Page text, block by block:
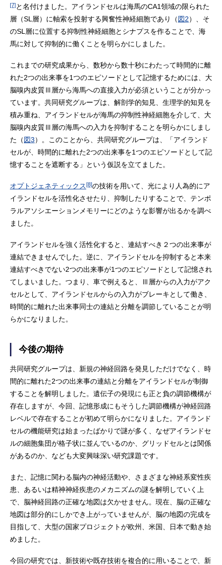
[7]と名付けました。アイランドセルは海馬のCA1領域の限られた
層（SL層）に軸索を投射する興奮性神経細胞であり（図2）、そ
のSL層に位置する抑制性神経細胞とシナプスを作ることで、海
馬に対して抑制的に働くことを明らかにしました。
これまでの研究成果から、数秒から数十秒にわたって時間的に離
れた2つの出来事を1つのエピソードとして記憶するためには、大
脳嗅内皮質Ⅲ層から海馬への直接入力が必須ということが分かっ
ています。共同研究グループは、解剖学的知見、生理学的知見を
積み重ね、アイランドセルが海馬の抑制性神経細胞を介して、大
脳嗅内皮質Ⅲ層の海馬への入力を抑制することを明らかにしまし
た（図3）。このことから、共同研究グループは、「アイランド
セルが、時間的に離れた2つの出来事を1つのエピソードとして記
憶することを遮断する」という仮説を立てました。
オプトジェネティックス[8]の技術を用いて、光により人為的にア
イランドセルを活性化させたり、抑制したりすることで、テンポ
ラルアソシエーションメモリーにどのような影響が出るかを調べ
ました。
アイランドセルを強く活性化すると、連結すべき２つの出来事が
連結できませんでした。逆に、アイランドセルを抑制すると本来
連結すべきでない2つの出来事が1つのエピソードとして記憶され
てしまいました。つまり、車で例えると、Ⅲ層からの入力がアク
セルとして、アイランドセルからの入力がブレーキとして働き、
時間的に離れた出来事同士の連結と分離を調節していることが明
らかになりました。
今後の期待
共同研究グループは、新規の神経回路を発見しただけでなく、時
間的に離れた2つの出来事の連結と分離をアイランドセルが制御
することを解明しました。遺伝子の発現にも正と負の調節機構が
存在しますが、今回、記憶形成にもそうした調節機構が神経回路
レベルで存在することが初めて明らかになりました。アイランド
セルの機能研究は始まったばかりで謎が多く、なぜアイランドセ
ルの細胞集団が格子状に並んでいるのか、グリッドセルとは関係
があるのか、なども大変興味深い研究課題です。
また、記憶に関わる脳内の神経活動や、さまざまな神経系変性疾
患、あるいは精神神経疾患のメカニズムの謎を解明していく上
で、脳神経回路の正確な地図は欠かせません。現在、脳の正確な
地図は部分的にしかでき上がっていませんが、脳の地図の完成を
目指して、大型の国家プロジェクトが欧州、米国、日本で動き始
めました。
今回の研究では、新技術や既存技術を複合的に用いることで、新